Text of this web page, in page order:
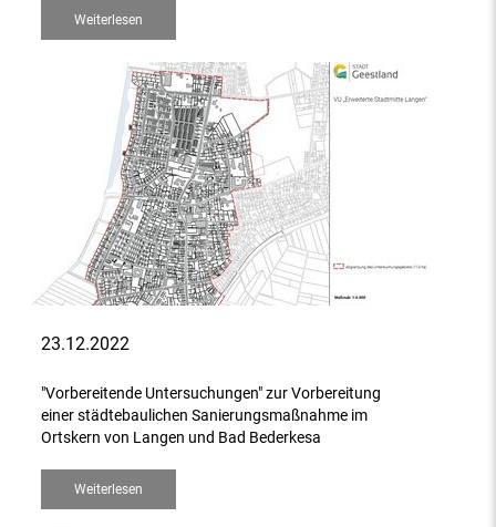
Weiterlesen
23.12.2022
"Vorbereitende Untersuchungen" zur Vorbereitung
einer städtebaulichen Sanierungsmaßnahme im
Ortskern von Langen und Bad Bederkesa
Weiterlesen